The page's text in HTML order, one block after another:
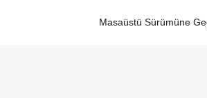
Masaüstü Sürümüne